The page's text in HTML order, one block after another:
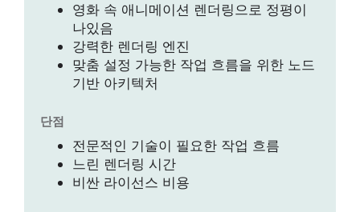
영화 속 애니메이션 렌더링으로 정평이
나있음
강력한 렌더링 엔진
맞춤 설정 가능한 작업 흐름을 위한 노드
기반 아키텍처
단점
전문적인 기술이 필요한 작업 흐름
느린 렌더링 시간
비싼 라이선스 비용